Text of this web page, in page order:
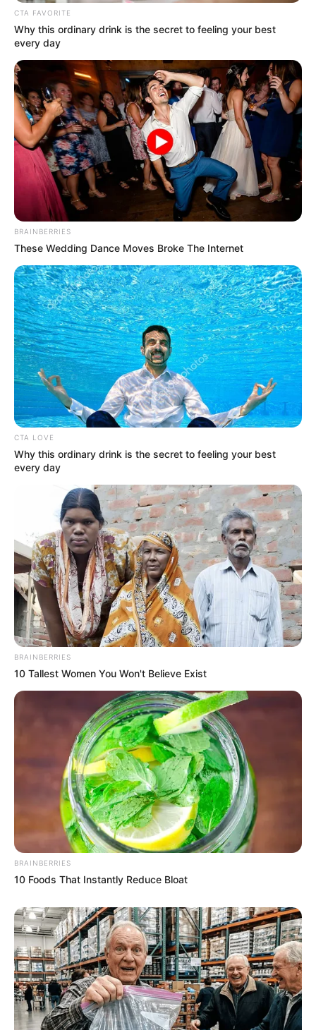
ΥΒΡΙΣ ΑΤΙΣ ΝΕΜΕΣΙΣ ΤΙΣΙΣ. Η
ΕΛΛΗΝΙΚΗ ΗΘΙΚΗ.
Εφημερίδες και ΜΜΕ που
χρηματοδοτούνται από τον
George Soros
Ο γιος μου Hunter !! Ξεκινάει τον
Σεπτέμβρη η προβολή της ταινίας...
Παρασκευή, 19 Αυγούστου 2022, 15:24
ΘΑ ΓΙΝΕΙ ΧΑMΟΣ – Στις...
Η Εξέγερση των Φωτεινών
Όντων Κατά Ερπετοειδών
Βρισκόμαστε Στην
οικονομική άβυσσο;
Ανοιχτή επιστολή προς τον
Πρόεδρο της Τουρκικής
Δημοκρατίας Ρ. Τ. Ερντογάν
ΑΠΟ ΣΗΜΕΡΑ ΤΙΠΟΤΑ ΔΕΝ
ΕΙΝΑΙ ΙΔΙΟ. ΕΝΕΡΓΟΠΟΙΗΣΗ
Η...
Email address:
Όλα τα κείμενα και οι εικόνες είναι πνευματική ιδιοκτησία του
ΝΙΚΟΛΑΟΣ ΑΝΑΞΙΜΑΝΔΡΟΣ. Aπαγορεύεται η αναπαραγωγή, η
CTA FAVORITE
Why this ordinary drink is the secret to feeling your best
every day
BRAINBERRIES
These Wedding Dance Moves Broke The Internet
CTA LOVE
Why this ordinary drink is the secret to feeling your best
every day
BRAINBERRIES
10 Tallest Women You Won't Believe Exist
BRAINBERRIES
10 Foods That Instantly Reduce Bloat